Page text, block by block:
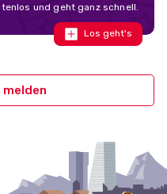
und geht ganz schnell.
Los geht's
melden